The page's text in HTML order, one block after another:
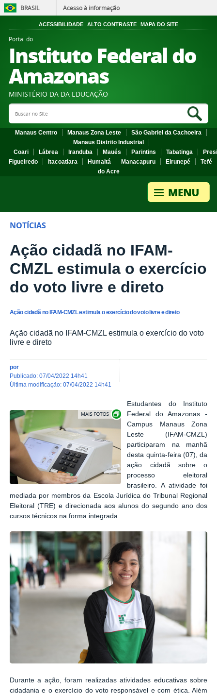
BRASIL Acesso à informação
ACESSIBILIDADE ALTO CONTRASTE MAPA DO SITE
Portal do
Instituto Federal do
Amazonas
MINISTÉRIO DA DA EDUCAÇÃO
Search Site
Manaus Centro Manaus Zona Leste
São Gabriel da Cachoeira
Manaus Distrito Industrial
Coari
Lábrea Iranduba Maués Parintins Tabatinga
Figueiredo
Itacoatiara Humaitá Manacapuru Eirunepé
Tefé
do Acre
NOTÍCIAS
Ação cidadã no IFAM-
CMZL estimula o exercício
do voto livre e direto
Ação cidadã no IFAM-CMZL estimula o exercício do voto livre e direto
Ação cidadã no IFAM-CMZL estimula o exercício do voto
livre e direto
por
publicado: 07/04/2022 14h41
última modificação: 07/04/2022 14h41
Show image carousel
Estudantes do Instituto
Federal do Amazonas -
Campus Manaus Zona
Leste (IFAM-CMZL)
participaram na manhã
desta quinta-feira (07), da
ação cidadã sobre o
processo eleitoral
brasileiro. A atividade foi
mediada por membros da Escola Jurídica do Tribunal Regional
Eleitoral (TRE) e direcionada aos alunos do segundo ano dos
cursos técnicos na forma integrada.
Durante a ação, foram realizadas atividades educativas sobre
cidadania e o exercício do voto responsável e com ética. Além